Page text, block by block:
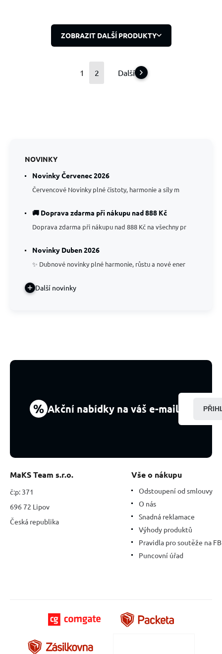
ZOBRAZIT DALŠÍ PRODUKTY
1 2 Další
NOVINKY
Novinky Červenec 2026
Červencové Novinky plné čistoty, harmonie a síly m
🚚 Doprava zdarma při nákupu nad 888 Kč
Doprava zdarma při nákupu nad 888 Kč na všechny pr
Novinky Duben 2026
✨ Dubnové novinky plné harmonie, růstu a nové ener
Další novinky
% Akční nabídky na váš e-mail
MaKS Team s.r.o.
č:p: 371
696 72 Lipov
Česká republika
Vše o nákupu
Odstoupení od smlouvy
O nás
Snadná reklamace
Výhody produktů
Pravidla pro soutěže na FB
Puncovní úřad